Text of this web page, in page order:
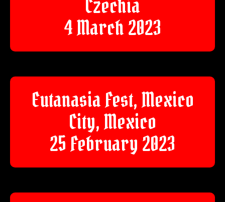
Czechia
4 March 2023
Eutanasia Fest, Mexico
City, Mexico
25 February 2023